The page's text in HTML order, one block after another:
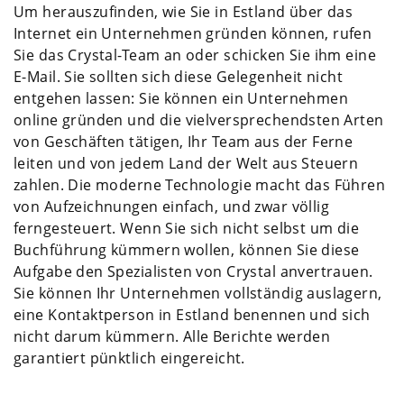
Um herauszufinden, wie Sie in Estland über das
Internet ein Unternehmen gründen können, rufen
Sie das Crystal-Team an oder schicken Sie ihm eine
E-Mail. Sie sollten sich diese Gelegenheit nicht
entgehen lassen: Sie können ein Unternehmen
online gründen und die vielversprechendsten Arten
von Geschäften tätigen, Ihr Team aus der Ferne
leiten und von jedem Land der Welt aus Steuern
zahlen. Die moderne Technologie macht das Führen
von Aufzeichnungen einfach, und zwar völlig
ferngesteuert. Wenn Sie sich nicht selbst um die
Buchführung kümmern wollen, können Sie diese
Aufgabe den Spezialisten von Crystal anvertrauen.
Sie können Ihr Unternehmen vollständig auslagern,
eine Kontaktperson in Estland benennen und sich
nicht darum kümmern. Alle Berichte werden
garantiert pünktlich eingereicht.